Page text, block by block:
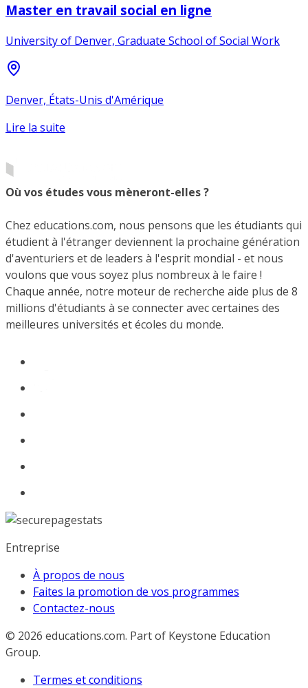
Master en travail social en ligne
University of Denver, Graduate School of Social Work
Denver, États-Unis d'Amérique
Lire la suite
Où vos études vous mèneront-elles ?
Chez educations.com, nous pensons que les étudiants qui
étudient à l'étranger deviennent la prochaine génération
d'aventuriers et de leaders à l'esprit mondial - et nous
voulons que vous soyez plus nombreux à le faire !
Chaque année, notre moteur de recherche aide plus de 8
millions d'étudiants à se connecter avec certaines des
meilleures universités et écoles du monde.
Entreprise
À propos de nous
Faites la promotion de vos programmes
Contactez-nous
© 2026 educations.com. Part of Keystone Education
Group.
Termes et conditions